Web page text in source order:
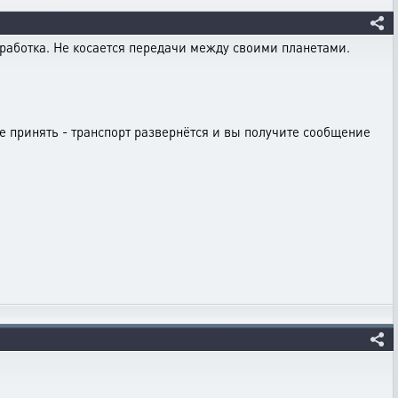
Не косается передачи между своими планетами.
- транспорт развернётся и вы получите сообщение